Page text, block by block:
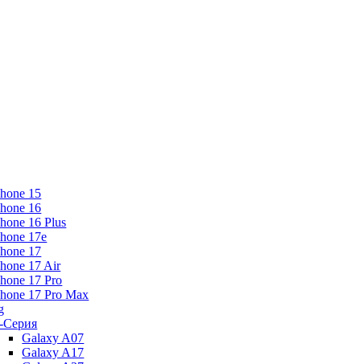
15
16
16 Plus
17e
17
17 Air
17 Pro
17 Pro Max
Galaxy A07
Galaxy A17